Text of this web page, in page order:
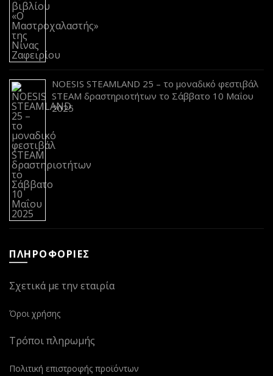
NOESIS STEAMLAND 25 – το μοναδικό φεστιβάλ
STEAM δραστηριοτήτων το Σάββατο 10 Μαΐου
2025
ΠΛΗΡΟΦΟΡΙΕΣ
Σχετικά με την εταιρία
Όροι χρήσης
Τρόποι πληρωμής
Πολιτική επιστροφής προϊόντων